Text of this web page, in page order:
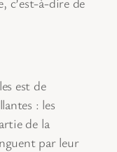
est de
: les
de la
par leur